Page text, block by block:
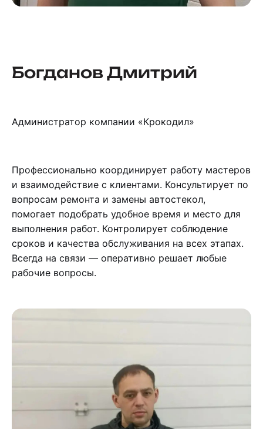
Богданов Дмитрий
Администратор компании «Крокодил»
Профессионально координирует работу мастеров
и взаимодействие с клиентами. Консультирует по
вопросам ремонта и замены автостекол,
помогает подобрать удобное время и место для
выполнения работ. Контролирует соблюдение
сроков и качества обслуживания на всех этапах.
Всегда на связи — оперативно решает любые
рабочие вопросы.